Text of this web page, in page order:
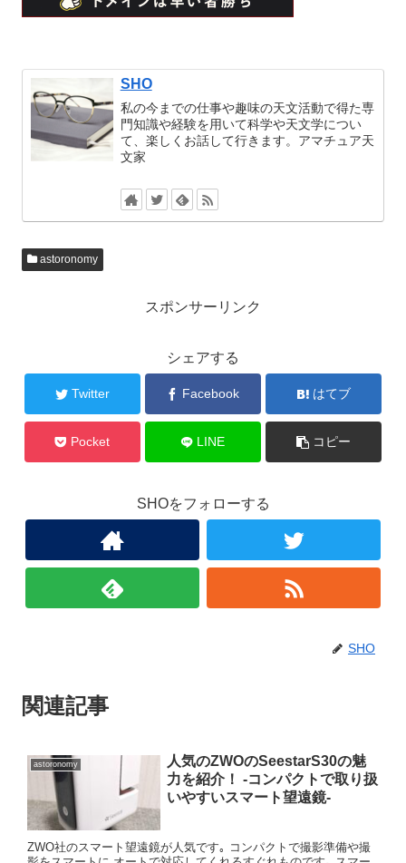
SHO
私の今までの仕事や趣味の天文活動で得た専
門知識や経験を用いて科学や天文学につい
て、楽しくお話して行きます。アマチュア天
文家
astoronomy
スポンサーリンク
シェアする
Twitter Facebook はてブ
Pocket LINE コピー
SHOをフォローする
SHO
関連記事
astoronomy
人気のZWOのSeestarS30の魅
力を紹介！ -コンパクトで取り扱
いやすいスマート望遠鏡-
ZWO社のスマート望遠鏡が人気です｡ コンパクトで撮影準備や撮